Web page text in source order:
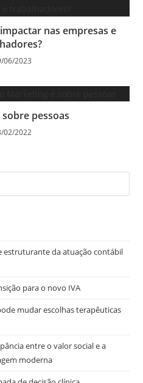
nas empresas e
06/2023
pessoas
02/2022
estruturante da atuação contábil
para o novo IVA
mudar escolhas terapêuticas
entre o valor social e a
moderna